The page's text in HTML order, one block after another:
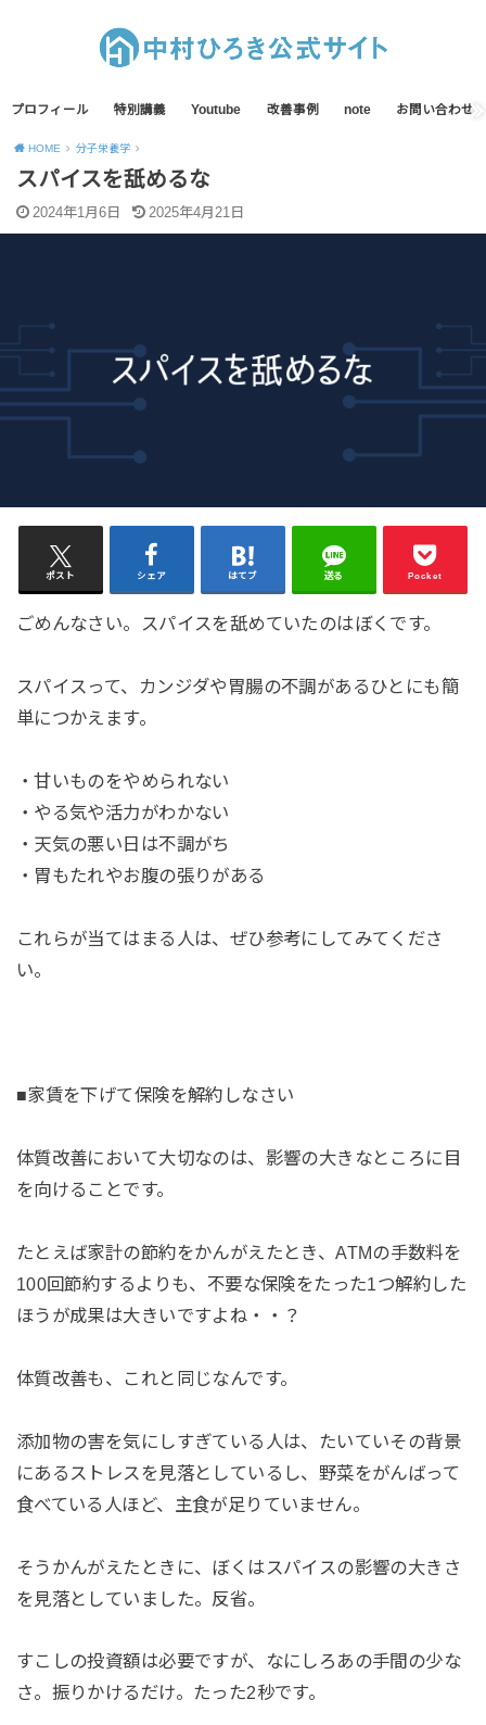
プロフィール 特別講義 Youtube 改善事例 note お問い合わせ
HOME 分子栄養学
スパイスを舐めるな
2024年1月6日 2025年4月21日
ポスト シェア はてブ 送る Pocket
ごめんなさい。スパイスを舐めていたのはぼくです。
スパイスって、カンジダや胃腸の不調があるひとにも簡
単につかえます。
・甘いものをやめられない
・やる気や活力がわかない
・天気の悪い日は不調がち
・胃もたれやお腹の張りがある
これらが当てはまる人は、ぜひ参考にしてみてくださ
い。
■家賃を下げて保険を解約しなさい
体質改善において大切なのは、影響の大きなところに目
を向けることです。
たとえば家計の節約をかんがえたとき、ATMの手数料を
100回節約するよりも、不要な保険をたった1つ解約した
ほうが成果は大きいですよね・・？
体質改善も、これと同じなんです。
添加物の害を気にしすぎている人は、たいていその背景
にあるストレスを見落としているし、野菜をがんばって
食べている人ほど、主食が足りていません。
そうかんがえたときに、ぼくはスパイスの影響の大きさ
を見落としていました。反省。
すこしの投資額は必要ですが、なにしろあの手間の少な
さ。振りかけるだけ。たった2秒です。